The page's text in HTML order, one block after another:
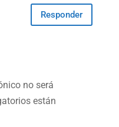
Responder
no será
están